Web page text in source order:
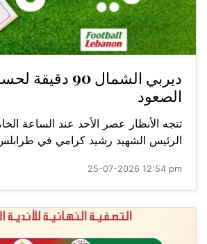
ديربي الشمال 90
الصعود
تتجه الأنظار عصر الأحد عند الساعة
الرئيس الشهيد رشيد كرامي في
25-07-2026 12:54 pm